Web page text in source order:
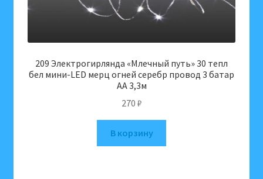
209 Электрогирлянда «Млечный путь» 30 тепл
бел мини-LED мерц огней серебр провод 3 батар
АА 3,3м
270 ₽
В корзину